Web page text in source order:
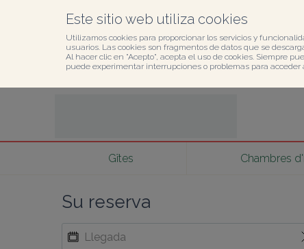
Este sitio web utiliza cookies
Utilizamos cookies para proporcionar los servicios y
usuarios. Las cookies son fragmentos de datos que se
Al hacer clic en "Acepto", acepta el uso de cookies. Siempre
puede experimentar interrupciones o problemas para acceder
Gîtes Chambres
Su reserva